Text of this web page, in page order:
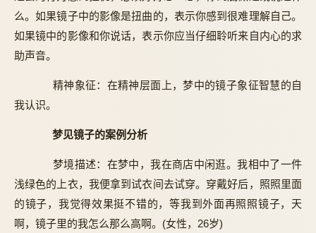
么。如果镜子中的影像是扭曲的，表示你感到很难理解自己。
如果镜中的影像和你说话，表示你应当仔细聆听来自内心的求
助声音。
精神象征：在精神层面上，梦中的镜子象征智慧的自
我认识。
梦见镜子的案例分析
梦境描述：在梦中，我在商店中闲逛。我相中了一件
浅绿色的上衣，我便拿到试衣间去试穿。穿戴好后，照照里面
的镜子，我觉得效果挺不错的，等我到外面再照照镜子，天
啊，镜子里的我怎么那么高啊。(女性，26岁)